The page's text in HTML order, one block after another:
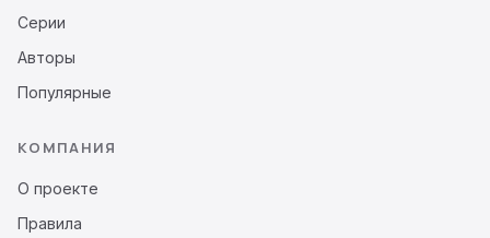
Серии
Авторы
Популярные
КОМПАНИЯ
О проекте
Правила